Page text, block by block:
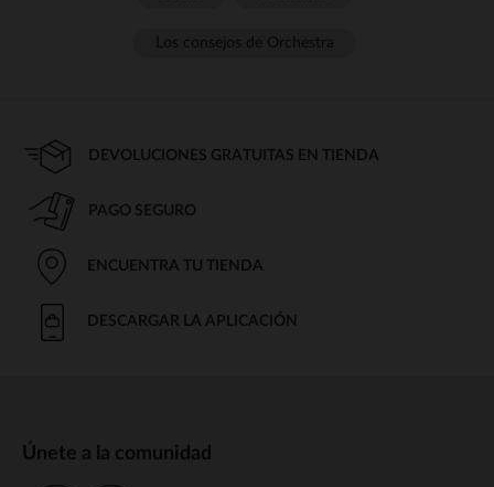
DEVOLUCIONES GRATUITAS EN TIENDA
PAGO SEGURO
ENCUENTRA TU TIENDA
DESCARGAR LA APLICACIÓN
Únete a la comunidad